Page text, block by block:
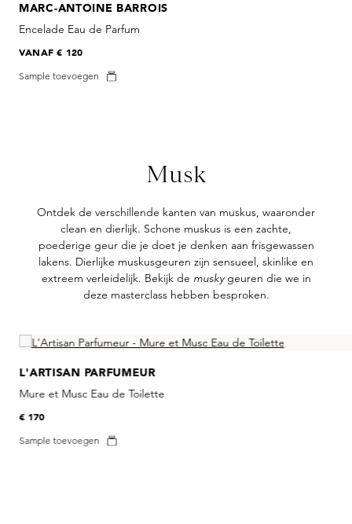
MARC-ANTOINE BARROIS
Encelade Eau de Parfum
Sample toevoegen
VANAF€ 120
Musk
Ontdek de verschillende kanten van muskus, waaronder
clean en dierlijk. Schone muskus is een zachte,
poederige geur die je doet je denken aan frisgewassen
lakens. Dierlijke muskusgeuren zijn sensueel, skinlike en
extreem verleidelijk. Bekijk de muskygeuren die we in
deze masterclass hebben besproken.
Skip product gallery
L'ARTISAN PARFUMEUR
Mure et Musc Eau de Toilette
Sample toevoegen
€ 170